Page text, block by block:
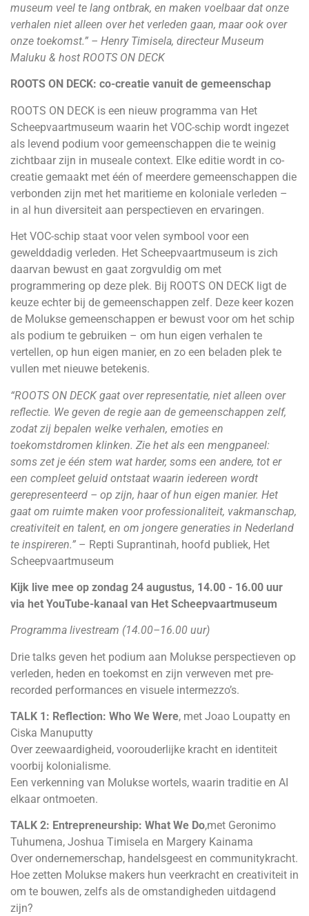
museum veel te lang ontbrak, en maken voelbaar dat onze
verhalen niet alleen over het verleden gaan, maar ook over
onze toekomst.” – Henry Timisela, directeur Museum
Maluku & host ROOTS ON DECK
ROOTS ON DECK: co-creatie vanuit de gemeenschap
ROOTS ON DECK is een nieuw programma van Het
Scheepvaartmuseum waarin het VOC-schip wordt ingezet
als levend podium voor gemeenschappen die te weinig
zichtbaar zijn in museale context. Elke editie wordt in co-
creatie gemaakt met één of meerdere gemeenschappen die
verbonden zijn met het maritieme en koloniale verleden –
in al hun diversiteit aan perspectieven en ervaringen.
Het VOC-schip staat voor velen symbool voor een
gewelddadig verleden. Het Scheepvaartmuseum is zich
daarvan bewust en gaat zorgvuldig om met
programmering op deze plek. Bij ROOTS ON DECK ligt de
keuze echter bij de gemeenschappen zelf. Deze keer kozen
de Molukse gemeenschappen er bewust voor om het schip
als podium te gebruiken – om hun eigen verhalen te
vertellen, op hun eigen manier, en zo een beladen plek te
vullen met nieuwe betekenis.
“ROOTS ON DECK gaat over representatie, niet alleen over
reflectie. We geven de regie aan de gemeenschappen zelf,
zodat zij bepalen welke verhalen, emoties en
toekomstdromen klinken. Zie het als een mengpaneel:
soms zet je één stem wat harder, soms een andere, tot er
een compleet geluid ontstaat waarin iedereen wordt
gerepresenteerd – op zijn, haar of hun eigen manier. Het
gaat om ruimte maken voor professionaliteit, vakmanschap,
creativiteit en talent, en om jongere generaties in Nederland
te inspireren.” – Repti Suprantinah, hoofd publiek, Het
Scheepvaartmuseum
Kijk live mee op zondag 24 augustus, 14.00 - 16.00 uur
via het YouTube-kanaal van Het Scheepvaartmuseum
Programma livestream (14.00–16.00 uur)
Drie talks geven het podium aan Molukse perspectieven op
verleden, heden en toekomst en zijn verweven met pre-
recorded performances en visuele intermezzo’s.
TALK 1: Reflection: Who We Were, met Joao Loupatty en
Ciska Manuputty
Over zeewaardigheid, voorouderlijke kracht en identiteit
voorbij kolonialisme.
Een verkenning van Molukse wortels, waarin traditie en AI
elkaar ontmoeten.
TALK 2: Entrepreneurship: What We Do,met Geronimo
Tuhumena, Joshua Timisela en Margery Kainama
Over ondernemerschap, handelsgeest en communitykracht.
Hoe zetten Molukse makers hun veerkracht en creativiteit in
om te bouwen, zelfs als de omstandigheden uitdagend
zijn?